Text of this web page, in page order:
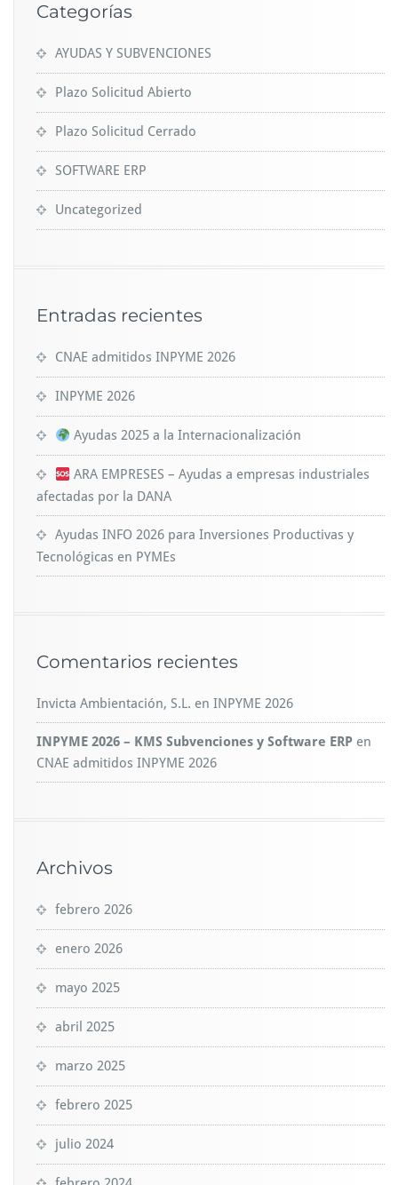
Categorías
AYUDAS Y SUBVENCIONES
Plazo Solicitud Abierto
Plazo Solicitud Cerrado
SOFTWARE ERP
Uncategorized
Entradas recientes
CNAE admitidos INPYME 2026
INPYME 2026
Ayudas 2025 a la Internacionalización
ARA EMPRESES – Ayudas a empresas industriales
afectadas por la DANA
Ayudas INFO 2026 para Inversiones Productivas y
Tecnológicas en PYMEs
Comentarios recientes
Invicta Ambientación, S.L. en INPYME 2026
INPYME 2026 – KMS Subvenciones y Software ERP en
CNAE admitidos INPYME 2026
Archivos
febrero 2026
enero 2026
mayo 2025
abril 2025
marzo 2025
febrero 2025
julio 2024